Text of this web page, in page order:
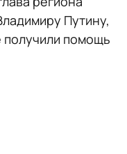
Путину,
получили помощь